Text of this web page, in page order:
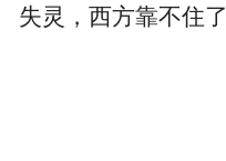
失灵，西方靠不住了